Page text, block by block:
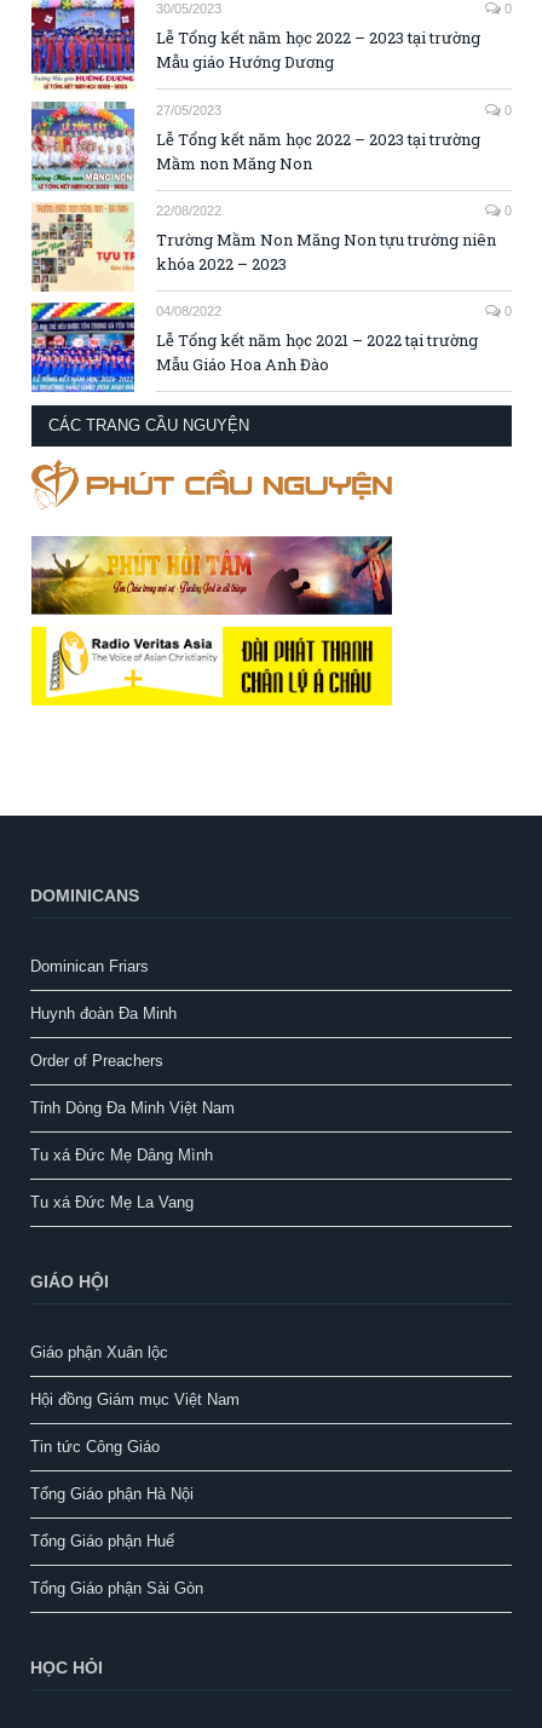
30/05/2023 0
Lễ Tổng kết năm học 2022 – 2023 tại trường
Mẫu giáo Hướng Dương
27/05/2023 0
Lễ Tổng kết năm học 2022 – 2023 tại trường
Mầm non Măng Non
22/08/2022 0
Trường Mầm Non Măng Non tựu trường niên
khóa 2022 – 2023
04/08/2022 0
Lễ Tổng kết năm học 2021 – 2022 tại trường
Mẫu Giáo Hoa Anh Đào
CÁC TRANG CẦU NGUYỆN
DOMINICANS
Dominican Friars
Huynh đoàn Đa Minh
Order of Preachers
Tỉnh Dòng Đa Minh Việt Nam
Tu xá Đức Mẹ Dâng Mình
Tu xá Đức Mẹ La Vang
GIÁO HỘI
Giáo phận Xuân lộc
Hội đồng Giám mục Việt Nam
Tin tức Công Giáo
Tổng Giáo phận Hà Nội
Tổng Giáo phận Huế
Tổng Giáo phận Sài Gòn
HỌC HỎI